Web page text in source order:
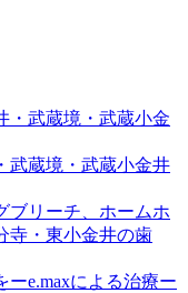
・武蔵境・武蔵小金
武蔵境・武蔵小金井
ブリーチ、ホームホ
寺・東小金井の歯
e.maxによる治療ー